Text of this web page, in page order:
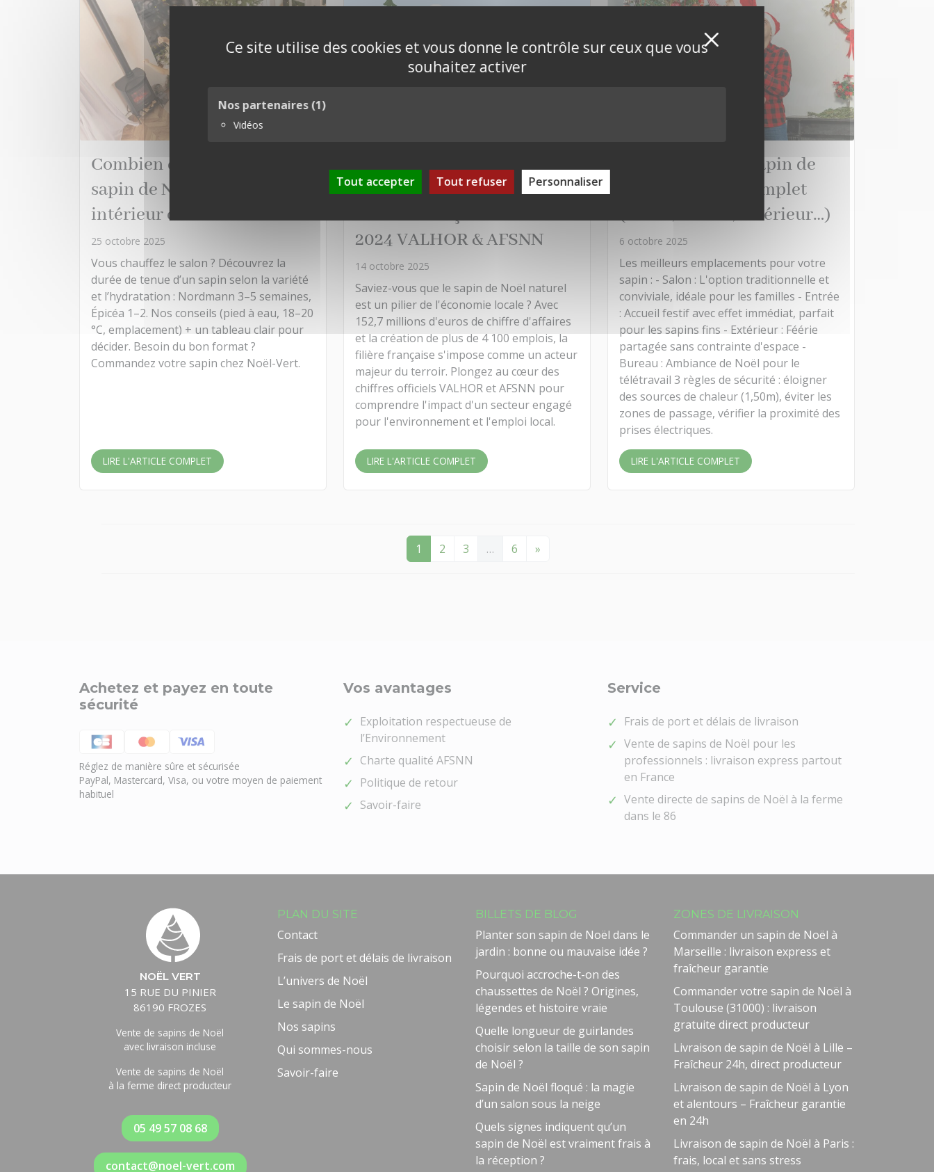
Ce site utilise des cookies et vous donne le contrôle sur ceux que vous
souhaitez activer
Nos partenaires(1)
Vidéos
Tout accepter Tout refuser Personnaliser
XMasquer le bandeau
Combien de temps mon
sapin de Noël tient-il en
intérieur chauffé ?
25 octobre 2025
Vous chauffez le salon ? Découvrez la
durée de tenue d’un sapin selon la variété
et l’hydratation : Nordmann 3–5 semaines,
Épicéa 1–2. Nos conseils (pied à eau, 18–20
°C, emplacement) + un tableau clair pour
décider. Besoin du bon format ?
Commandez votre sapin chez Noël-Vert.
LIRE L'ARTICLE COMPLET
Impact économique et
environnemental du sapin
de Noël français : Chiffres
2024 VALHOR & AFSNN
14 octobre 2025
Saviez-vous que le sapin de Noël naturel
est un pilier de l'économie locale ? Avec
152,7 millions d'euros de chiffre d'affaires
et la création de plus de 4 100 emplois, la
filière française s'impose comme un acteur
majeur du terroir. Plongez au cœur des
chiffres officiels VALHOR et AFSNN pour
comprendre l'impact d'un secteur engagé
pour l'environnement et l'emploi local.
LIRE L'ARTICLE COMPLET
Où installer son sapin de
Noël ? Le guide complet
(Salon, Entrée, Extérieur…)
6 octobre 2025
Les meilleurs emplacements pour votre
sapin : - Salon : L'option traditionnelle et
conviviale, idéale pour les familles - Entrée
: Accueil festif avec effet immédiat, parfait
pour les sapins fins - Extérieur : Féérie
partagée sans contrainte d'espace -
Bureau : Ambiance de Noël pour le
télétravail 3 règles de sécurité : éloigner
des sources de chaleur (1,50m), éviter les
zones de passage, vérifier la proximité des
prises électriques.
LIRE L'ARTICLE COMPLET
1 2 3 … 6 »
Achetez et payez en toute
sécurité
Réglez de manière sûre et sécurisée
PayPal, Mastercard, Visa, ou votre moyen de paiement
habituel
Vos avantages
Exploitation respectueuse de
l’Environnement
Charte qualité AFSNN
Politique de retour
Savoir-faire
Service
Frais de port et délais de livraison
Vente de sapins de Noël pour les
professionnels : livraison express partout
en France
Vente directe de sapins de Noël à la ferme
dans le 86
NOËL VERT
15 RUE DU PINIER
86190 FROZES
Vente de sapins de Noël
avec livraison incluse
Vente de sapins de Noël
à la ferme direct producteur
05 49 57 08 68
contact@noel-vert.com
PLAN DU SITE
Contact
Frais de port et délais de livraison
L’univers de Noël
Le sapin de Noël
Nos sapins
Qui sommes-nous
Savoir-faire
BILLETS DE BLOG
Planter son sapin de Noël dans le
jardin : bonne ou mauvaise idée ?
Pourquoi accroche-t-on des
chaussettes de Noël ? Origines,
légendes et histoire vraie
Quelle longueur de guirlandes
choisir selon la taille de son sapin
de Noël ?
Sapin de Noël floqué : la magie
d’un salon sous la neige
Quels signes indiquent qu’un
sapin de Noël est vraiment frais à
la réception ?
ZONES DE LIVRAISON
Commander un sapin de Noël à
Marseille : livraison express et
fraîcheur garantie
Commander votre sapin de Noël à
Toulouse (31000) : livraison
gratuite direct producteur
Livraison de sapin de Noël à Lille –
Fraîcheur 24h, direct producteur
Livraison de sapin de Noël à Lyon
et alentours – Fraîcheur garantie
en 24h
Livraison de sapin de Noël à Paris :
frais, local et sans stress
Besoin d'aide ?
Bienvenue chez NOEL VERT